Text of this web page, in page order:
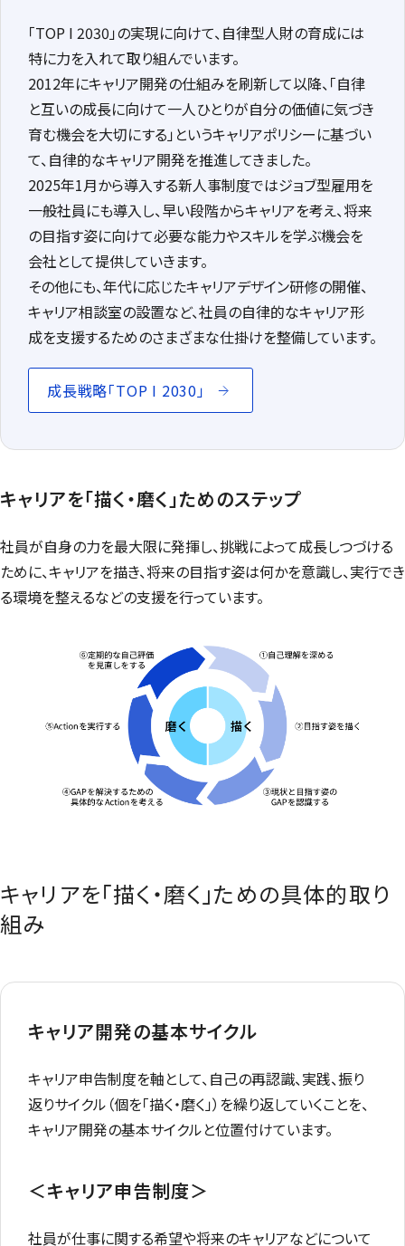
「TOP I 2030」の実現に向けて、自律型人財の育成には
特に力を入れて取り組んでいます。
2012年にキャリア開発の仕組みを刷新して以降、「自律
と互いの成長に向けて一人ひとりが自分の価値に気づき
育む機会を大切にする」というキャリアポリシーに基づい
て、自律的なキャリア開発を推進してきました。
2025年1月から導入する新人事制度ではジョブ型雇用を
一般社員にも導入し、早い段階からキャリアを考え、将来
の目指す姿に向けて必要な能力やスキルを学ぶ機会を
会社として提供していきます。
その他にも、年代に応じたキャリアデザイン研修の開催、
キャリア相談室の設置など、社員の自律的なキャリア形
成を支援するためのさまざまな仕掛けを整備しています。
成長戦略「TOP I 2030」
キャリアを「描く・磨く」ためのステップ
社員が自身の力を最大限に発揮し、挑戦によって成長しつづける
ために、キャリアを描き、将来の目指す姿は何かを意識し、実行でき
る環境を整えるなどの支援を行っています。
キャリアを「描く・磨く」ための具体的取り
組み
キャリア開発の基本サイクル
キャリア申告制度を軸として、自己の再認識、実践、振り
返りサイクル（個を「描く・磨く」）を繰り返していくことを、
キャリア開発の基本サイクルと位置付けています。
＜キャリア申告制度＞
社員が仕事に関する希望や将来のキャリアなどについて